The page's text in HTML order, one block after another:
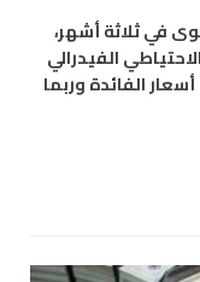
في ثلاثة أشهر،
الفيدرالي
الفائدة وربما